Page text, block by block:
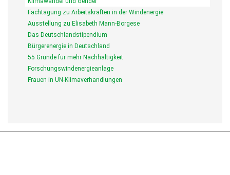
Fachtagung zu Arbeitskräften in der Windenergie
Ausstellung zu Elisabeth Mann-Borgese
Das Deutschlandstipendium
Bürgerenergie in Deutschland
55 Gründe für mehr Nachhaltigkeit
Forschungswindenergieanlage
Frauen in UN-Klimaverhandlungen